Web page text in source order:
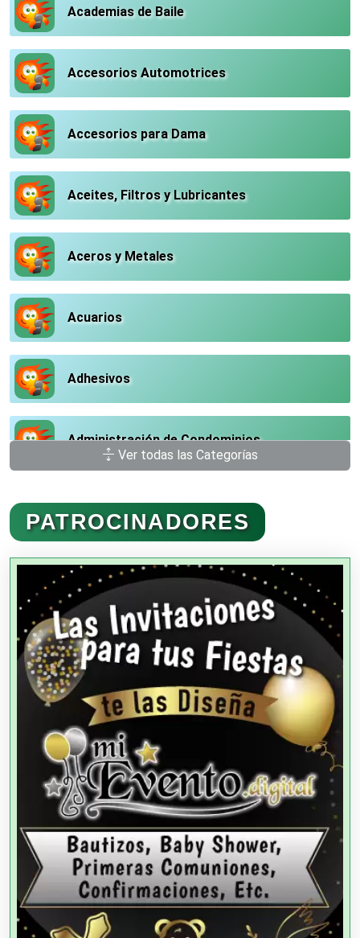
Academias de Baile
Accesorios Automotrices
Accesorios para Dama
Aceites, Filtros y Lubricantes
Aceros y Metales
Acuarios
Adhesivos
Administración de Condominios
Administración de Empresas
Agencias Aduanales
Agencias de Autos
Agencias de Cobranza
Agencias de Colocación
Agencias de Modelos
Agencias de Publicidad
Agencias de Viajes
Ver todas las Categorías
PATROCINADORES